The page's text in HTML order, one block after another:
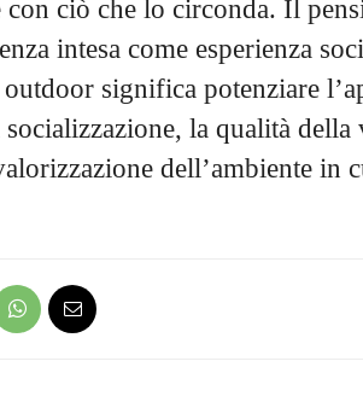
con ciò che lo circonda. Il
intesa come esperienza
significa potenziare
socializzazione, la qualità
dell’ambiente in